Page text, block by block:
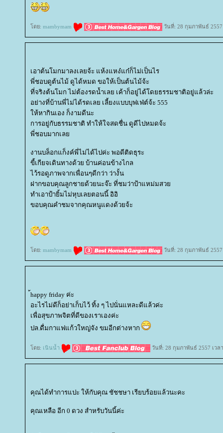
ดย: mambymam วันที่: 28 กุมภาพันธ์ 2557
เอาต้นโมกมาลงเลยจ้ะ แห้งแหง๋แก๋ก็ไม่เป็นไร
พี่ชอบดูต้นไม้ ดูได้หมด ขอให้เป็นต้นไม้จ้ะ
ที่จริงต้นโมก ไม่ต้องรดน้ำเลย เค้าก็อยู่ได้โดยธรรมชาติอยู่แล้วล่ะ
อย่างที่บ้านพี่ไม่ได้รดเลย เลี้ยงแบบบุฟเฟ่ต์จ้ะ 555
ห้หากินเอง ก็งามดีนะ
การอยู่กับธรรมชาติ ทำให้ใจสดชื่น ดูดีไปหมดจ้ะ
พี่ชอบมากเล
งานบล็อกแก็งค์พี่ไม่ได้ไปค่ะ พอดีติดธุระ
ขี้เกียจเดินทางด้วย บ้านค่อนข้างไกล
ไว้รอดูภาพจากเพื่อนๆดีกว่า ว่างั้น
ฝากขอบคุณลูกชายด้วยนะจ๊ะ ที่ชมว่าป้าแหม่มสว
ทำเอาป้ายิ้มไม่หุบเลยตอนนี้ อิอิ
ขอบคุณคำชมจากคุณหนูแดงด้วยจ้ะ
ดย: mambymam วันที่: 28 กุมภาพันธ์ 2557
้happy friday ค่ะ
อะไรไม่ดีก็อย่าเก็บไว้ ทิ้ง ๆ ไปนั่นแหละดีแล้วค่ะ
เพื่อสุขภาพจิตที่ดีของเราเองค่ะ
ปล.ดื่มกาแฟแก้วใหญ่จัง ขมอีกต่างหาก
ดย: เนินน้ำ วันที่: 28 กุมภาพันธ์ 2557 เวล
คุณได้ทำการแปะ ให้กับคุณ ชัชชษา เรียบร้อยแล้วนะคะ
คุณเหลือ อีก 0 ดวง สำหรับวันนี้ค่ะ